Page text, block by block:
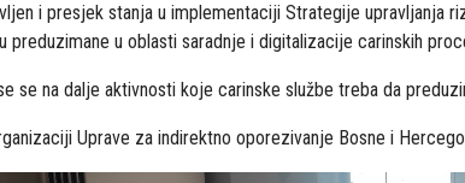
i presjek stanja u implementaciji Strategije upravljanja
preduzimane u oblasti saradnje i digitalizacije carinskih
se na dalje aktivnosti koje carinske službe treba da
Uprave za indirektno oporezivanje Bosne i